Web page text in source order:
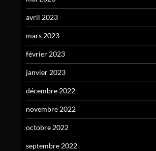
avril 2023
mars 2023
février 2023
janvier 2023
décembre 2022
novembre 2022
octobre 2022
septembre 2022